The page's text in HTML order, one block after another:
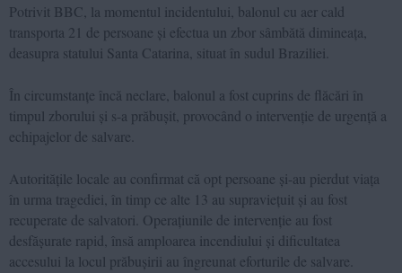
Potrivit BBC, la momentul incidentului, balonul cu aer cald
transporta 21 de persoane și efectua un zbor sâmbătă dimineața,
deasupra statului Santa Catarina, situat în sudul Braziliei.
În circumstanțe încă neclare, balonul a fost cuprins de flăcări în
timpul zborului și s-a prăbușit, provocând o intervenție de urgență a
echipajelor de salvare.
Autoritățile locale au confirmat că opt persoane și-au pierdut viața
în urma tragediei, în timp ce alte 13 au supraviețuit și au fost
recuperate de salvatori. Operațiunile de intervenție au fost
desfășurate rapid, însă amploarea incendiului și dificultatea
accesului la locul prăbușirii au îngreunat eforturile de salvare.